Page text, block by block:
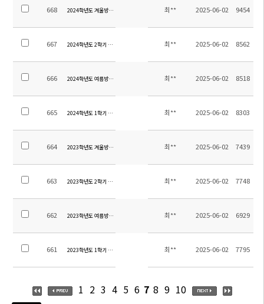
668 2024학년도 겨울방학 중고등 방과후학교 만족도조사 결과 및 교육활동비 집행내역
최** 2025-06-02 9454
667 2024학년도 2학기 중고등 방과후학교 만족도조사 결과 및 교육활동비 집행내역
최** 2025-06-02 8562
666 2024학년도 여름방학 중고등 방과후학교 만족도조사 결과 및 교육활동비 집행내역
최** 2025-06-02 8518
665 2024학년도 1학기 중고등 방과후학교 만족도조사 결과 및 교육활동비 집행내역
최** 2025-06-02 8303
664 2023학년도 겨울방학 중고등 방과후학교 만족도조사 결과 및 교육활동비 집행내역
최** 2025-06-02 7439
663 2023학년도 2학기 중고등 방과후학교 만족도조사 결과 및 교육활동비 집행내역
최** 2025-06-02 7748
662 2023학년도 여름방학 중고등 방과후학교 만족도조사 결과 및 교육활동비 집행내역
최** 2025-06-02 6929
661 2023학년도 1학기 중고등 방과후학교 만족도조사 결과 및 교육활동비 집행내역
최** 2025-06-02 7795
1 2 3 4 5 6 7 8 9 10